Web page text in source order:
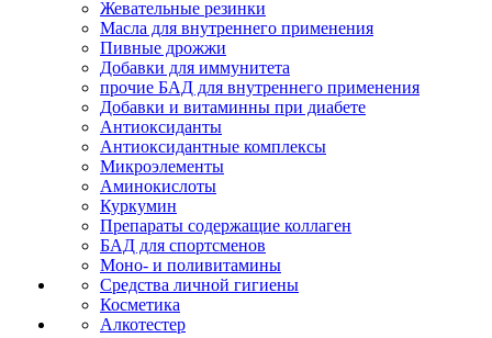
Жевательные резинки
Масла для внутреннего применения
Пивные дрожжи
Добавки для иммунитета
прочие БАД для внутреннего применения
Добавки и витаминны при диабете
Антиоксиданты
Антиоксидантные комплексы
Микроэлементы
Аминокислоты
Куркумин
Препараты содержащие коллаген
БАД для спортсменов
Моно- и поливитамины
Средства личной гигиены
Косметика
Алкотестер